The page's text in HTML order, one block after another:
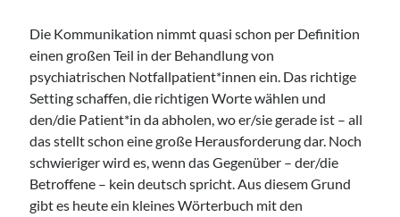
Die Kommunikation nimmt quasi schon per Definition
einen großen Teil in der Behandlung von
psychiatrischen Notfallpatient*innen ein. Das richtige
Setting schaffen, die richtigen Worte wählen und
den/die Patient*in da abholen, wo er/sie gerade ist – all
das stellt schon eine große Herausforderung dar. Noch
schwieriger wird es, wenn das Gegenüber – der/die
Betroffene – kein deutsch spricht. Aus diesem Grund
gibt es heute ein kleines Wörterbuch mit den